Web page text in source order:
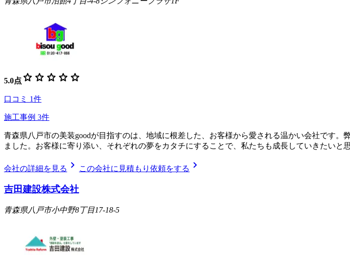
5.0点 star star star star star
口コミ 1件
施工事例 3件
青森県八戸市の美装goodが目指すのは、地域に根差した、お客様から愛される温かい会社です
ました。お客様に寄り添い、それぞれの夢をカタチにすることで、私たちも成長していきたいと
会社の詳細を見る chevron_right この会社に見積もり依頼をする chevron_right
吉田建設株式会社
青森県八戸市小中野8丁目17-18-5